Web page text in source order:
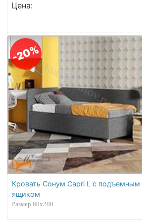
Цена:
-20%
Кровать Сонум Capri L с
ящиком
Размер 80х200